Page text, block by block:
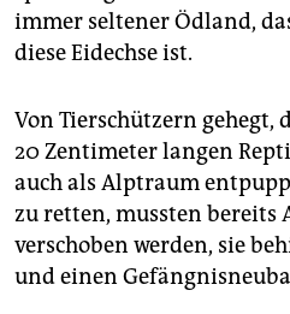
immer seltener Ödland,
diese Eidechse ist.
Von Tierschützern gehegt,
20 Zentimeter langen
auch als Alptraum
zu retten, mussten bereits
verschoben werden, sie
und einen